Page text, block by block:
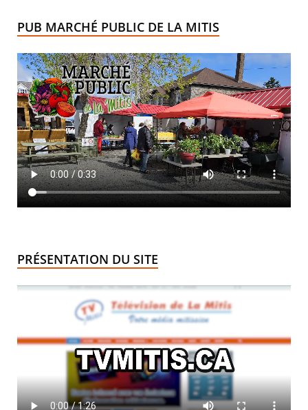
PUB MARCHÉ PUBLIC DE LA MITIS
PRÉSENTATION DU SITE